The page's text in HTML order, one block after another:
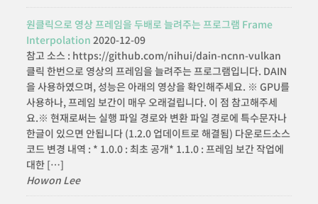
원클릭으로 영상 프레임을 두배로 늘려주는 프로그램 Frame
Interpolation 2020-12-09
참고 소스 : https://github.com/nihui/dain-ncnn-vulkan
클릭 한번으로 영상의 프레임을 늘려주는 프로그램입니다. DAIN
을 사용하였으며, 성능은 아래의 영상을 확인해주세요. ※ GPU를
사용하나, 프레임 보간이 매우 오래걸립니다. 이 점 참고해주세
요.※ 현재로써는 실행 파일 경로와 변환 파일 경로에 특수문자나
한글이 있으면 안됩니다 (1.2.0 업데이트로 해결됨) 다운로드소스
코드 변경 내역 : * 1.0.0 : 최초 공개* 1.1.0 : 프레임 보간 작업에
대한 […]
Howon Lee